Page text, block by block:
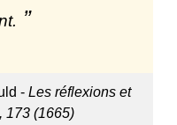
- Les réflexions et
173 (1665)